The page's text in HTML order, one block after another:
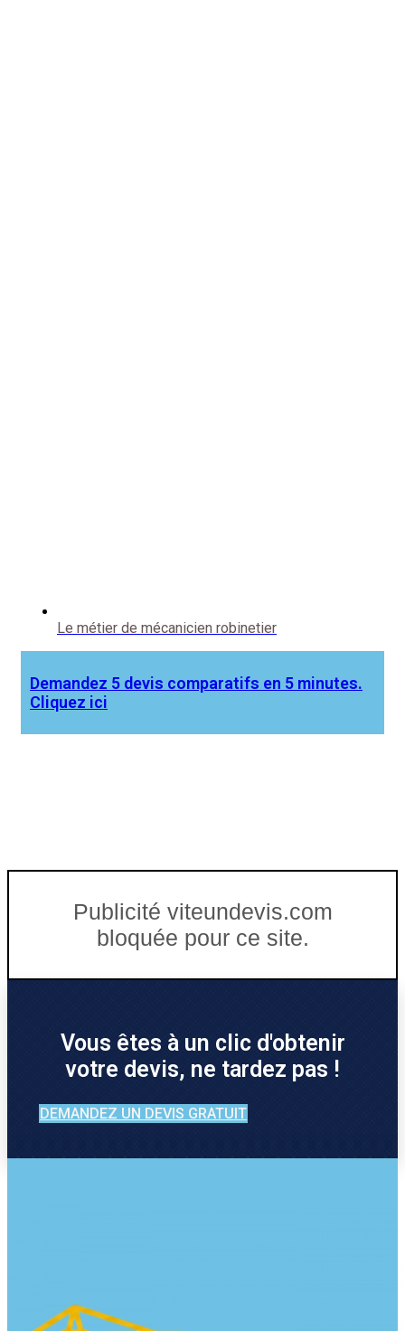
Le métier de mécanicien robinetier
Demandez 5 devis comparatifs en 5 minutes.
Cliquez ici
Publicité viteundevis.com
bloquée pour ce site.
Vous êtes à un clic d'obtenir
votre devis, ne tardez pas !
DEMANDEZ UN DEVIS GRATUIT